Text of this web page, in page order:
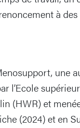
à
une
l’Ecole
(HWR) et
(2024) et en